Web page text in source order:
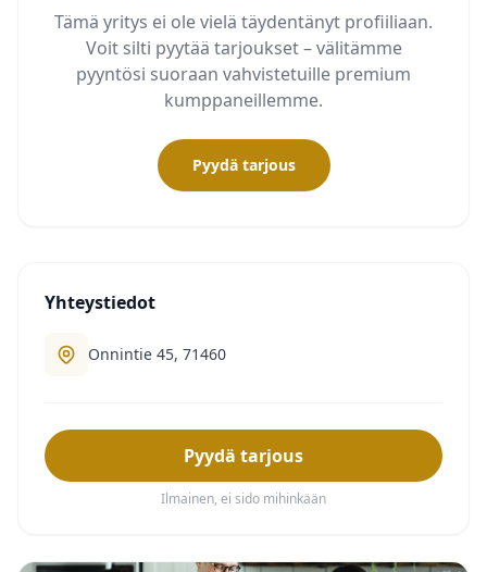
Tämä yritys ei ole vielä täydentänyt profiiliaan.
Voit silti pyytää tarjoukset – välitämme
pyyntösi suoraan vahvistetuille premium
kumppaneillemme.
Pyydä tarjous
Yhteystiedot
Onnintie 45, 71460
Pyydä tarjous
Ilmainen, ei sido mihinkään